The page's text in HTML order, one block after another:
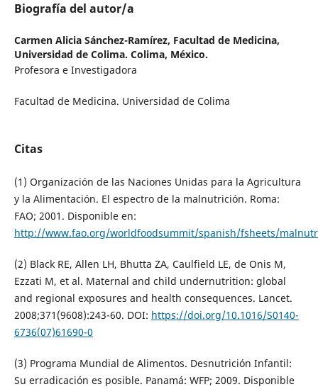
Biografía del autor/a
Carmen Alicia Sánchez-Ramírez, Facultad de Medicina,
Universidad de Colima. Colima, México.
Profesora e Investigadora
Facultad de Medicina. Universidad de Colima
Citas
(1) Organización de las Naciones Unidas para la Agricultura
y la Alimentación. El espectro de la malnutrición. Roma:
FAO; 2001. Disponible en:
http://www.fao.org/worldfoodsummit/spanish/fsheets/
(2) Black RE, Allen LH, Bhutta ZA, Caulfield LE, de Onis M,
Ezzati M, et al. Maternal and child undernutrition: global
and regional exposures and health consequences. Lancet.
2008;371(9608):243-60. DOI: https://doi.org/10.1016/S0140-
6736(07)61690-0
(3) Programa Mundial de Alimentos. Desnutrición Infantil:
Su erradicación es posible. Panamá: WFP; 2009. Disponible